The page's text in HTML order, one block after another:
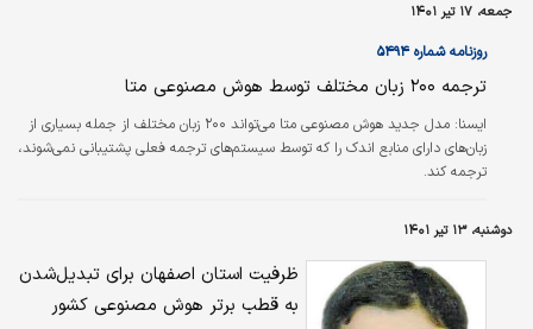
جمعه، ۱۷ تیر ۱۴۰۱
روزنامه شماره ۵۴۹۴
ترجمه ۲۰۰ زبان مختلف توسط هوش مصنوعی متا
ايسنا:
مدل جدید هوش مصنوعی متا می‌تواند ۲۰۰ زبان مختلف از جمله بسیاری از
زبان‌های دارای منابع اندک را که توسط سیستم‌های ترجمه فعلی پشتیبانی نمی‌شوند،
ترجمه کند.
دوشنبه، ۱۳ تیر ۱۴۰۱
ظرفیت استان اصفهان برای تبدیل‌شدن
به قطب برتر هوش مصنوعی کشور